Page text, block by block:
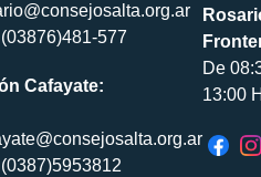
577
Cafayate:
De
13:00